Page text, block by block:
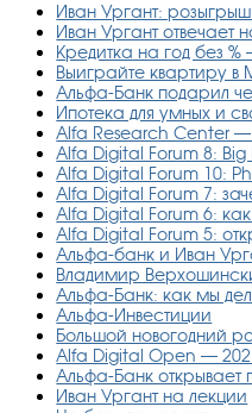
Иван Ургант:
Иван Ургант отвечает
Кредитка на год без
Выиграйте квартиру в
Альфа-Банк подарил
Ипотека для умных и
Alfa Research Center —
Alfa Digital Forum 8:
Alfa Digital Forum 10:
Alfa Digital Forum 7:
Alfa Digital Forum 6:
Alfa Digital Forum 5:
Альфа-банк и Иван
Владимир
Альфа-Банк: как мы
Альфа-Инвестиции
Большой новогодний
Alfa Digital Open —
Альфа-Банк открывает
Иван Ургант на лекции